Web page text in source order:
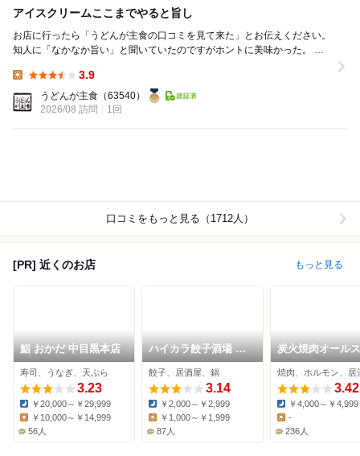
アイスクリームここまでやると旨し
お店に行ったら「うどんが主食の口コミを見て来た」とお伝えください。
知人に「なかなか旨い」と聞いていたのですがホントに美味かった。 駅
3.9
うどんが主食 （63540）
2026/08 訪問
1回
口コミをもっと見る（1712人）
[PR] 近くのお店 もっと見る
鮨 おかだ 中目黒本店
寿司、うなぎ、天ぷら
3.23
￥20,000～￥29,999
￥10,000～￥14,999
56人
ハイカラ餃子酒場 中
目黒店
餃子、居酒屋、鍋
3.14
Dinner:
￥2,000～￥2,999
￥1,000～￥1,999
87人
炭火焼肉オール
ズホルモンとんぼ
焼肉、ホルモン、居
3.42
Dinner:
￥4,000～￥4,999
-
236人